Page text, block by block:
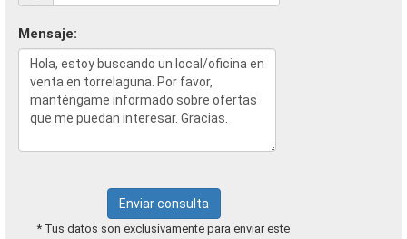
Mensaje:
Enviar consulta
* Tus datos son exclusivamente para enviar este